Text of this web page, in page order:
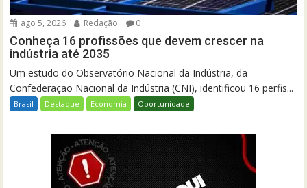
ago 5, 2026 Redação 0
Conheça 16 profissões que devem crescer na
indústria até 2035
Um estudo do Observatório Nacional da Indústria, da
Confederação Nacional da Indústria (CNI), identificou 16 perfis...
Brasil Destaque Economia Oportunidade